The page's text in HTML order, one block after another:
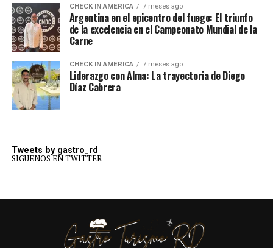
CHECK IN AMERICA 7 meses ago
Argentina en el epicentro del fuego: El triunfo
de la excelencia en el Campeonato Mundial de la
Carne
CHECK IN AMERICA 7 meses ago
Liderazgo con Alma: La trayectoria de Diego
Díaz Cabrera
Tweets by gastro_rd
SIGUENOS EN TWITTER